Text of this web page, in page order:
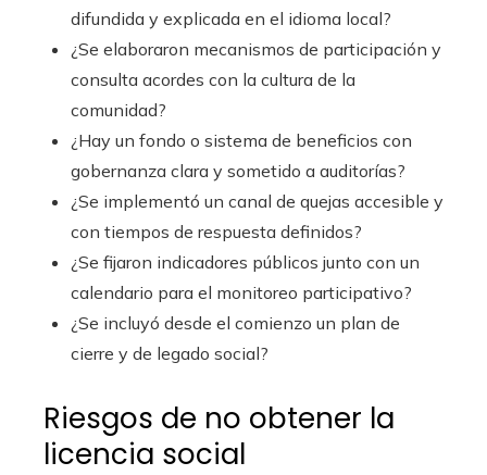
difundida y explicada en el idioma local?
¿Se elaboraron mecanismos de participación y
consulta acordes con la cultura de la
comunidad?
¿Hay un fondo o sistema de beneficios con
gobernanza clara y sometido a auditorías?
¿Se implementó un canal de quejas accesible y
con tiempos de respuesta definidos?
¿Se fijaron indicadores públicos junto con un
calendario para el monitoreo participativo?
¿Se incluyó desde el comienzo un plan de
cierre y de legado social?
Riesgos de no obtener la
licencia social